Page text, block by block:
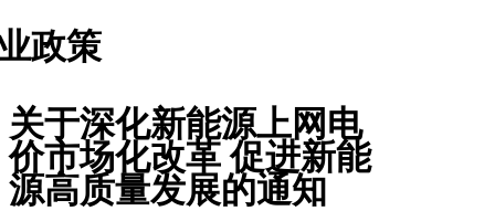
政策
关于深化新能源上网电
价市场化改革 促进新能
源高质量发展的通知